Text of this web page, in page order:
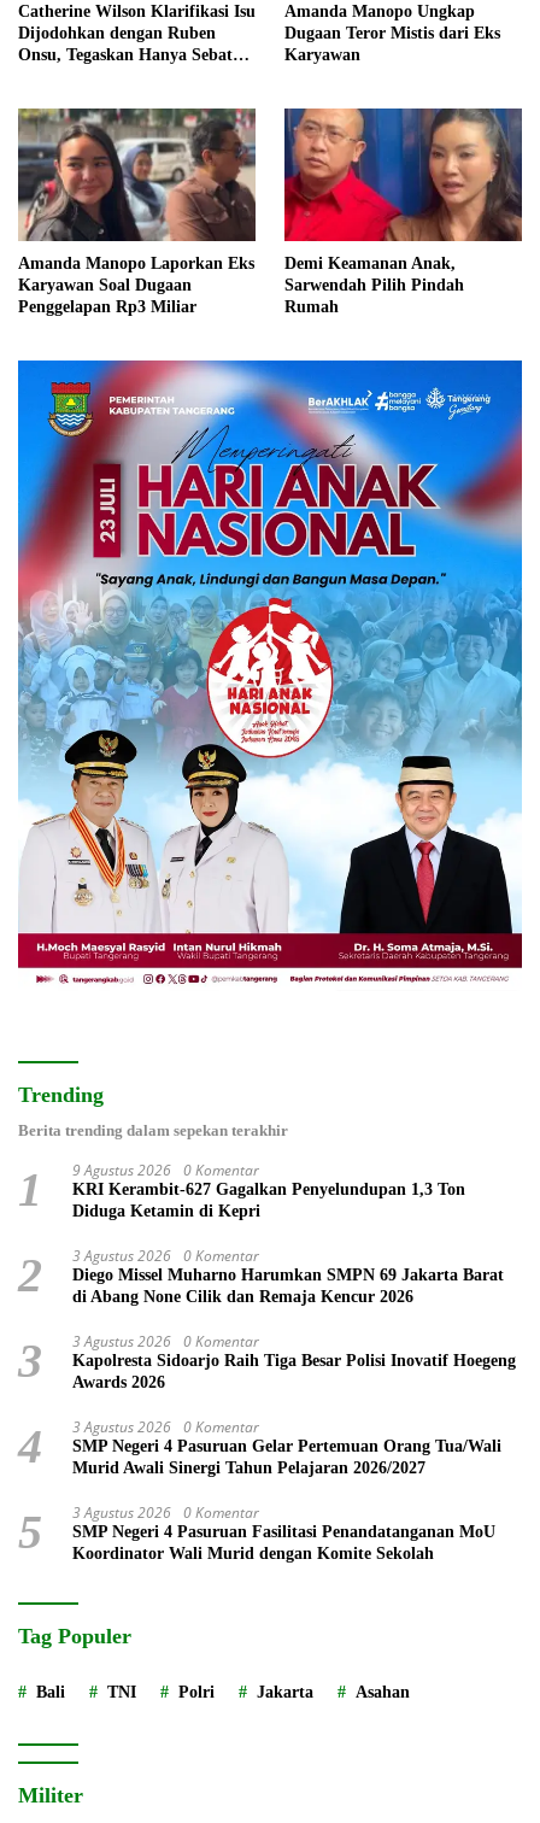
Catherine Wilson Klarifikasi Isu
Dijodohkan dengan Ruben
Onsu, Tegaskan Hanya Sebatas
Amanda Manopo Ungkap
Dugaan Teror Mistis dari Eks
Karyawan
Amanda Manopo Laporkan Eks
Karyawan Soal Dugaan
Penggelapan Rp3 Miliar
Demi Keamanan Anak,
Sarwendah Pilih Pindah
Rumah
Trending
Berita trending dalam sepekan terakhir
1 9 Agustus 2026 0 Komentar
KRI Kerambit-627 Gagalkan Penyelundupan 1,3 Ton
Diduga Ketamin di Kepri
2 3 Agustus 2026 0 Komentar
Diego Missel Muharno Harumkan SMPN 69 Jakarta Barat
di Abang None Cilik dan Remaja Kencur 2026
3 3 Agustus 2026 0 Komentar
Kapolresta Sidoarjo Raih Tiga Besar Polisi Inovatif Hoegeng
Awards 2026
4 3 Agustus 2026 0 Komentar
SMP Negeri 4 Pasuruan Gelar Pertemuan Orang Tua/Wali
Murid Awali Sinergi Tahun Pelajaran 2026/2027
5 3 Agustus 2026 0 Komentar
SMP Negeri 4 Pasuruan Fasilitasi Penandatanganan MoU
Koordinator Wali Murid dengan Komite Sekolah
Tag Populer
Bali TNI Polri Jakarta Asahan
Militer